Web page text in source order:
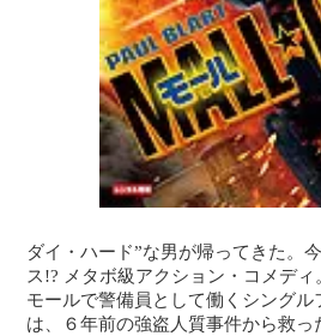
ダイ・ハード”な男が帰ってきた。
ス!? メタボ級アクション・コメディ
モールで警備員として働くシングル
は、６年前の強盗人質事件から救